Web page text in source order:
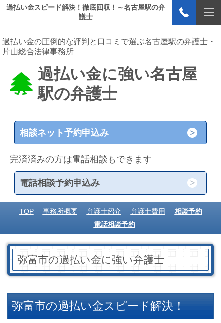
過払い金スピード解決！徹底回収！～名古屋駅の弁
護士
過払い金の圧倒的な評判と口コミで選ぶ名古屋駅の弁護士・
片山総合法律事務所
過払い金に強い名古屋
駅の弁護士
相談ネット予約申込み
完済済みの方は電話相談もできます
電話相談予約申込み
TOP 事務所概要 弁護士紹介 弁護士費用
相談予約
電話相談予約
弥富市の過払い金に強い弁護士
弥富市の過払い金スピード解決！